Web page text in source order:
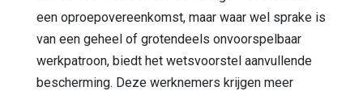
een oproepovereenkomst, maar waar wel sprake is
van een geheel of grotendeels onvoorspelbaar
werkpatroon, biedt het wetsvoorstel aanvullende
bescherming. Deze werknemers krijgen meer